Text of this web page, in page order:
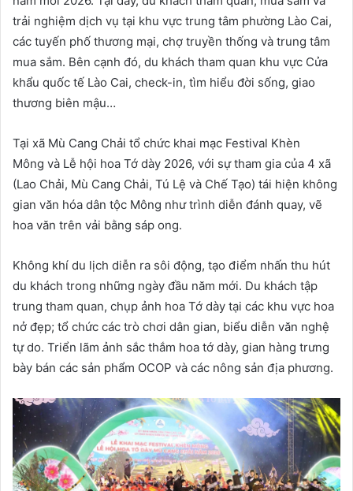
trải nghiệm dịch vụ tại khu vực trung tâm phường Lào Cai,
các tuyến phố thương mại, chợ truyền thống và trung tâm
mua sắm. Bên cạnh đó, du khách tham quan khu vực Cửa
khẩu quốc tế Lào Cai, check-in, tìm hiểu đời sống, giao
thương biên mậu…
Tại xã Mù Cang Chải tổ chức khai mạc Festival Khèn
Mông và Lễ hội hoa Tớ dày 2026, với sự tham gia của 4 xã
(Lao Chải, Mù Cang Chải, Tú Lệ và Chế Tạo) tái hiện không
gian văn hóa dân tộc Mông như trình diễn đánh quay, vẽ
hoa văn trên vải bằng sáp ong.
Không khí du lịch diễn ra sôi động, tạo điểm nhấn thu hút
du khách trong những ngày đầu năm mới. Du khách tập
trung tham quan, chụp ảnh hoa Tớ dày tại các khu vực hoa
nở đẹp; tổ chức các trò chơi dân gian, biểu diễn văn nghệ
tự do. Triển lãm ảnh sắc thắm hoa tớ dày, gian hàng trưng
bày bán các sản phẩm OCOP và các nông sản địa phương.